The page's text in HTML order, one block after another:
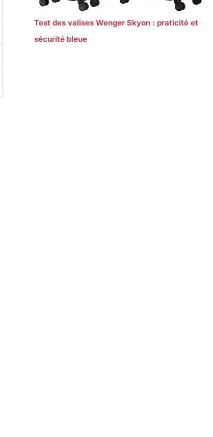
Test des valises Wenger Skyon : praticité et
sécurité bleue